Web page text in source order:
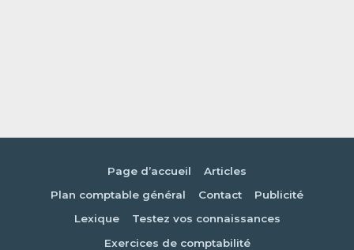
Page d’accueil
Articles
Plan comptable général
Contact
Publicité
Lexique
Testez vos connaissances
Exercices de comptabilité